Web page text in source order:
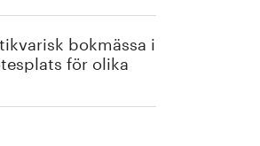
bokmässa i
för olika